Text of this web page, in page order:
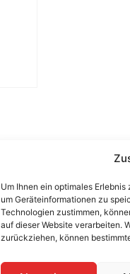
Um Ihnen ein optimales
um Geräteinformationen zu
Technologien zustimmen,
auf dieser Website verarbeiten.
zurückziehen, können